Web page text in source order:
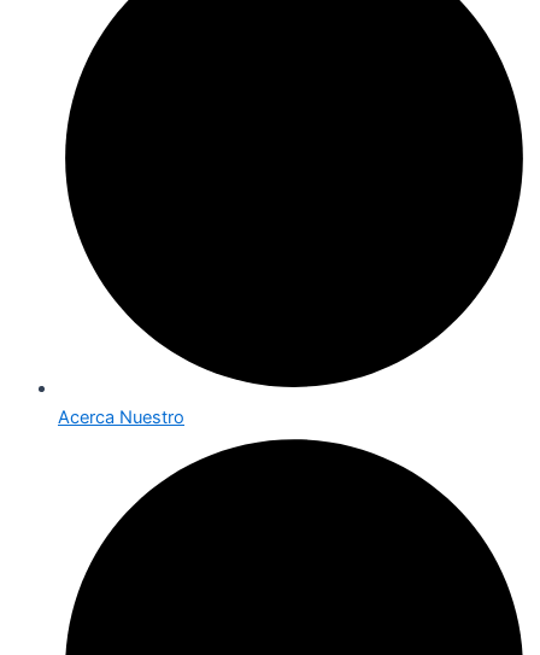
Acerca Nuestro